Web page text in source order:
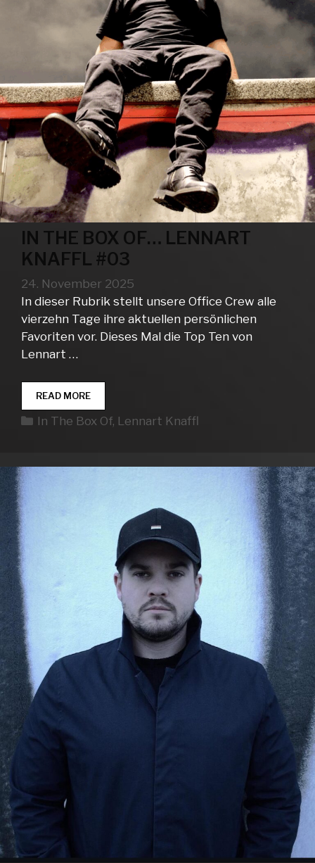
IN THE BOX OF… LENNART
KNAFFL #03
24. November 2025
In dieser Rubrik stellt unsere Office Crew alle
vierzehn Tage ihre aktuellen persönlichen
Favoriten vor. Dieses Mal die Top Ten von
Lennart …
READ MOREIN
THE
BOX
Kategorien
In The Box Of, Lennart Knaffl